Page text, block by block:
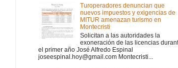
Turoperadores denuncian que
nuevos impuestos y exigencias de
MITUR amenazan turismo en
Montecristi
Solicitan a las autoridades la
exoneración de las licencias
el primer año José Alfredo Espinal
joseespinal.hoy@gmail.com Montecristi...